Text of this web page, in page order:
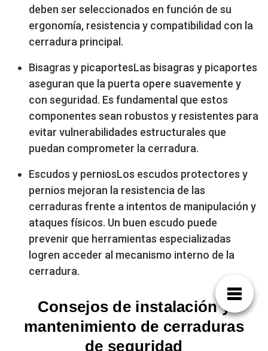
deben ser seleccionados en función de su
ergonomía, resistencia y compatibilidad con la
cerradura principal.
Bisagras y picaportesLas bisagras y picaportes
aseguran que la puerta opere suavemente y
con seguridad. Es fundamental que estos
componentes sean robustos y resistentes para
evitar vulnerabilidades estructurales que
puedan comprometer la cerradura.
Escudos y perniosLos escudos protectores y
pernios mejoran la resistencia de las
cerraduras frente a intentos de manipulación y
ataques físicos. Un buen escudo puede
prevenir que herramientas especializadas
logren acceder al mecanismo interno de la
cerradura.
Consejos de instalación y
mantenimiento de cerraduras
de seguridad